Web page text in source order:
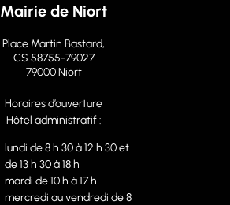
Mairie de Niort
Place Martin Bastard,
CS 58755-79027
79000 Niort
Horaires d’ouverture
Hôtel administratif :
lundi de 8 h 30 à 12 h 30 et
de 13 h 30 à 18 h
mardi de 10 h à 17 h
mercredi au vendredi de 8